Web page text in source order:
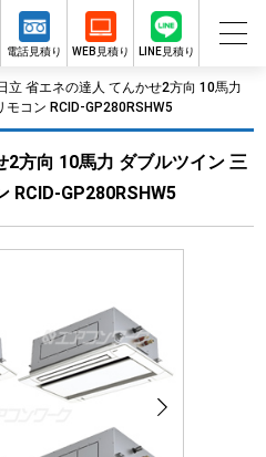
電話見積り WEB見積り LINE見積り
立 省エネの達人 てんかせ2方向 10馬力
コン RCID-GP280RSHW5
2方向 10馬力 ダブルツイン 三
RCID-GP280RSHW5